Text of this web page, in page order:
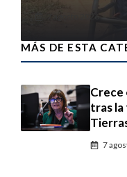
MÁS DE ESTA
Crece
tras la
7